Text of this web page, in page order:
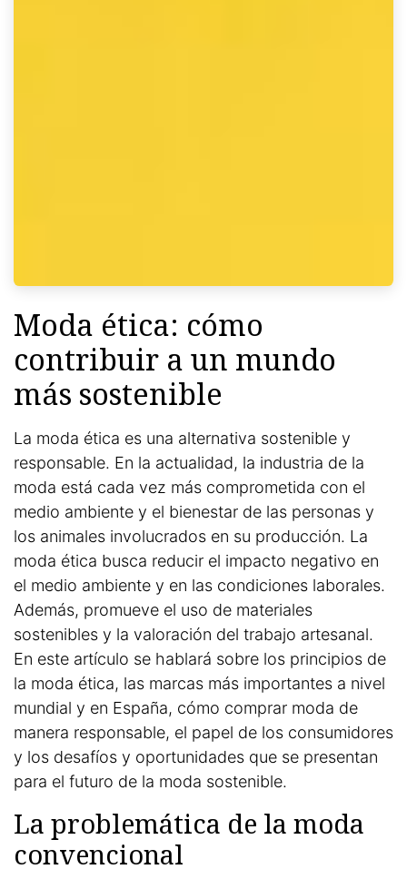
Moda ética: cómo
contribuir a un mundo
más sostenible
La moda ética es una alternativa sostenible y
responsable. En la actualidad, la industria de la
moda está cada vez más comprometida con el
medio ambiente y el bienestar de las personas y
los animales involucrados en su producción. La
moda ética busca reducir el impacto negativo en
el medio ambiente y en las condiciones laborales.
Además, promueve el uso de materiales
sostenibles y la valoración del trabajo artesanal.
En este artículo se hablará sobre los principios de
la moda ética, las marcas más importantes a nivel
mundial y en España, cómo comprar moda de
manera responsable, el papel de los consumidores
y los desafíos y oportunidades que se presentan
para el futuro de la moda sostenible.
La problemática de la moda
convencional